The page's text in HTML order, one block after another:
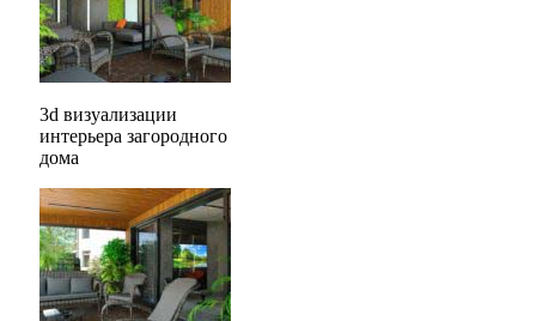
3d визуализации
интерьера загородного
дома